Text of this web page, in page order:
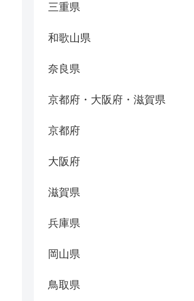
三重県
和歌山県
奈良県
京都府・大阪府・滋賀県
京都府
大阪府
滋賀県
兵庫県
岡山県
鳥取県